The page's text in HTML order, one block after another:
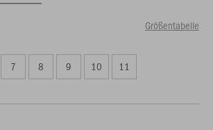
Größentabelle
7 8 9 10 11